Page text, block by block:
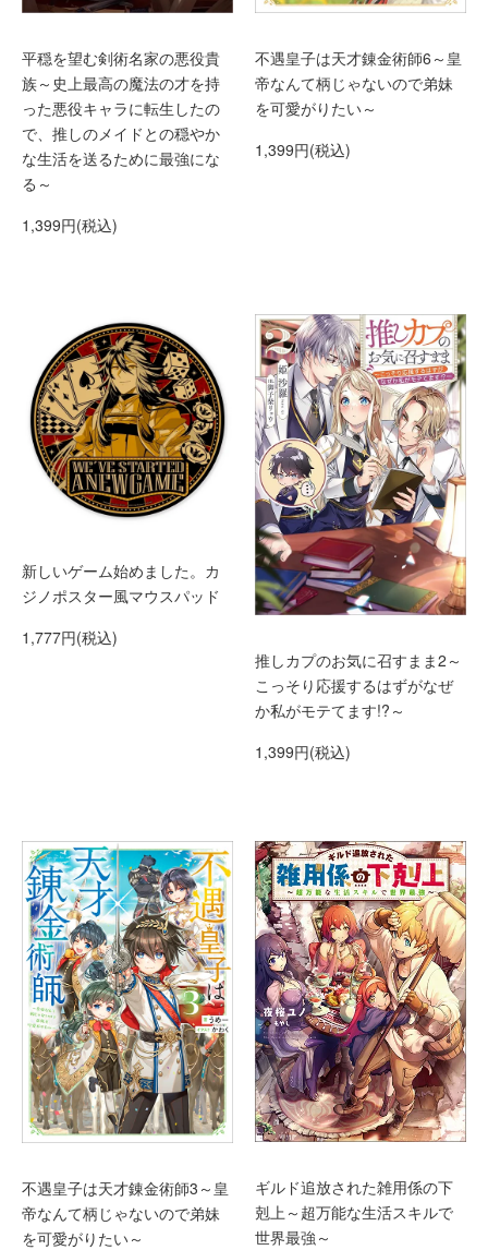
平穏を望む剣術名家の悪役貴
族～史上最高の魔法の才を持
った悪役キャラに転生したの
で、推しのメイドとの穏やか
な生活を送るために最強にな
る～
1,399円(税込)
不遇皇子は天才錬金術師6～皇
帝なんて柄じゃないので弟妹
を可愛がりたい～
1,399円(税込)
新しいゲーム始めました。カ
ジノポスター風マウスパッド
1,777円(税込)
推しカプのお気に召すまま2～
こっそり応援するはずがなぜ
か私がモテてます!?～
1,399円(税込)
不遇皇子は天才錬金術師3～皇
帝なんて柄じゃないので弟妹
を可愛がりたい～
ギルド追放された雑用係の下
剋上～超万能な生活スキルで
世界最強～